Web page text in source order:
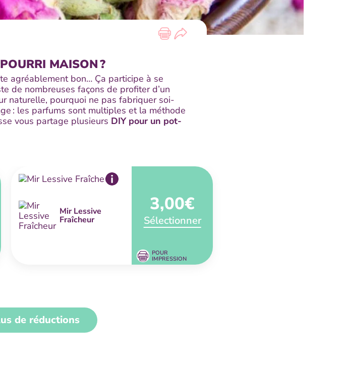
MAISON ?
agréablement bon… Ça participe à se
de nombreuses façons de profiter d’un
naturelle, pourquoi ne pas fabriquer soi-
: les parfums sont multiples et la méthode
vous partage plusieurs DIY pour un pot-
Mir Lessive
Fraîcheur
3,00€
Sélectionner
POUR
IMPRESSION
de réductions